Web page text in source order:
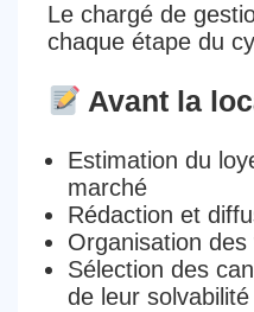
Le chargé de
chaque étape du
Avant la
Estimation du
marché
Rédaction et
Organisation des
Sélection des
de leur solvabilité